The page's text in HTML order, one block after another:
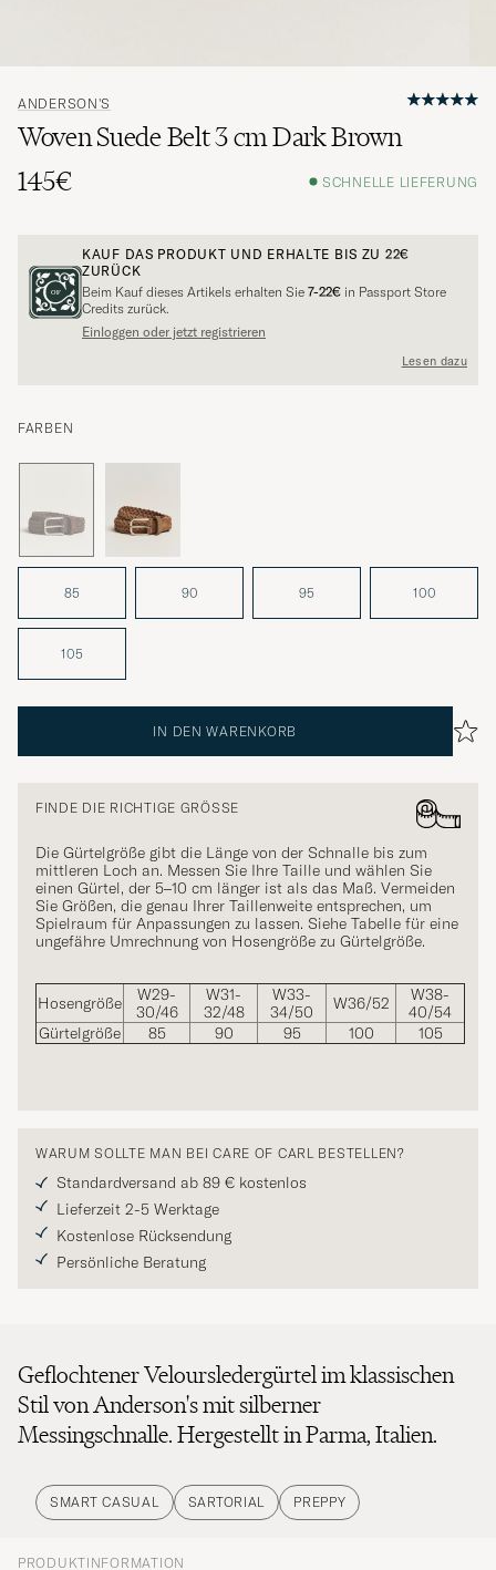
ANDERSON'S
Woven Suede Belt 3 cm Dark Brown
145€
SCHNELLE LIEFERUNG
KAUF DAS PRODUKT UND ERHALTE BIS ZU 22€
ZURÜCK
Beim Kauf dieses Artikels erhalten Sie 7-22€ in Passport Store
Credits zurück.
Einloggen oder jetzt registrieren
Lesen dazu
FARBEN
85 90 95 100
105
IN DEN WARENKORB
FINDE DIE RICHTIGE GRÖSSE
Die Gürtelgröße gibt die Länge von der Schnalle bis zum
mittleren Loch an. Messen Sie Ihre Taille und wählen Sie
einen Gürtel, der 5–10 cm länger ist als das Maß. Vermeiden
Sie Größen, die genau Ihrer Taillenweite entsprechen, um
Spielraum für Anpassungen zu lassen. Siehe Tabelle für eine
ungefähre Umrechnung von Hosengröße zu Gürtelgröße.
Hosengröße
W29-
30/46
W31-
32/48
W33-
34/50
W36/52
W38-
40/54
Gürtelgröße
85 90 95 100 105
WARUM SOLLTE MAN BEI CARE OF CARL BESTELLEN?
Standardversand ab 89 € kostenlos
Lieferzeit 2-5 Werktage
Kostenlose Rücksendung
Persönliche Beratung
Geflochtener Veloursledergürtel im klassischen
Stil von Anderson's mit silberner
Messingschnalle. Hergestellt in Parma, Italien.
SMART CASUAL SARTORIAL PREPPY
PRODUKTINFORMATION